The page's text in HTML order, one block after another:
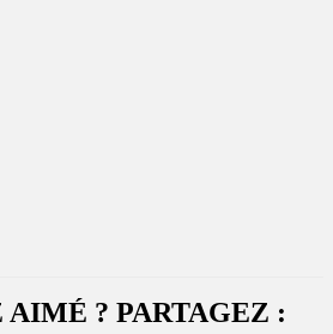
AIMÉ ? PARTAGEZ :